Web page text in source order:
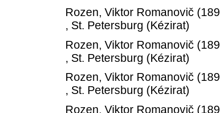
Rozen, Viktor Romanovič
, St. Petersburg (Kézirat)
Rozen, Viktor Romanovič
, St. Petersburg (Kézirat)
Rozen, Viktor Romanovič
, St. Petersburg (Kézirat)
Rozen, Viktor Romanovič